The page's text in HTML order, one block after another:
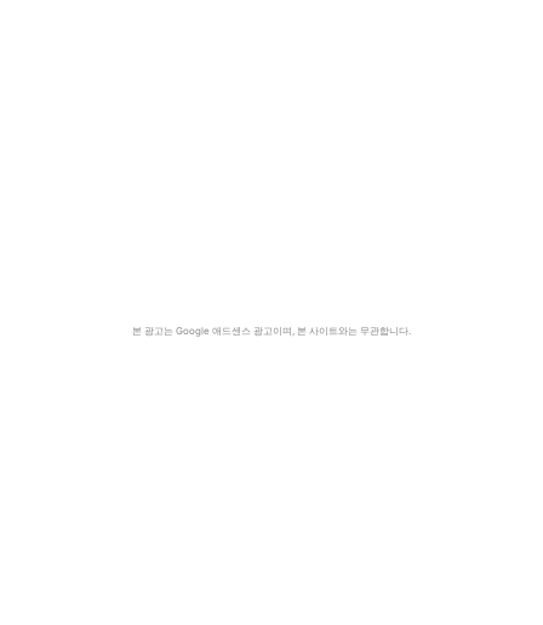
본 광고는 Google 애드센스 광고이며, 본 사이트와는 무관합니다.